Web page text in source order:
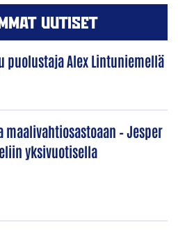
UUTISET
puolustaja Alex Lintuniemellä
– Jesper
yksivuotisella